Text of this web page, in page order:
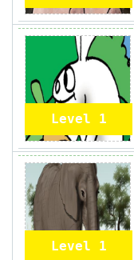
Level 1
Level 1